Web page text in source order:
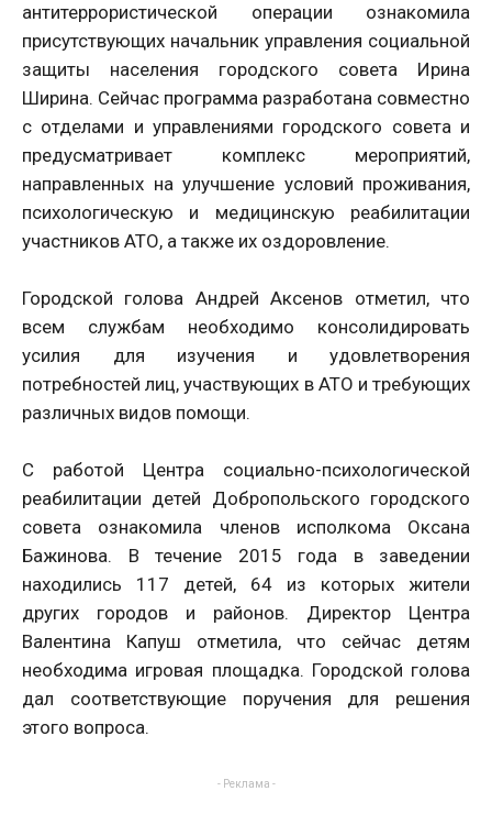
антитеррористической операции ознакомила
присутствующих начальник управления социальной
защиты населения городского совета Ирина
Ширина. Сейчас программа разработана совместно
с отделами и управлениями городского совета и
предусматривает комплекс мероприятий,
направленных на улучшение условий проживания,
психологическую и медицинскую реабилитации
участников АТО, а также их оздоровление.
Городской голова Андрей Аксенов отметил, что
всем службам необходимо консолидировать
усилия для изучения и удовлетворения
потребностей лиц, участвующих в АТО и требующих
различных видов помощи.
С работой Центра социально-психологической
реабилитации детей Добропольского городского
совета ознакомила членов исполкома Оксана
Бажинова. В течение 2015 года в заведении
находились 117 детей, 64 из которых жители
других городов и районов. Директор Центра
Валентина Капуш отметила, что сейчас детям
необходима игровая площадка. Городской голова
дал соответствующие поручения для решения
этого вопроса.
- Реклама -